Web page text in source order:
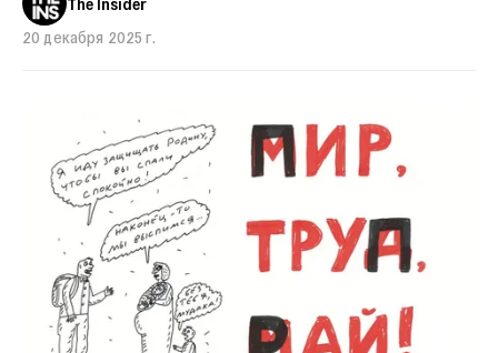
20 декабря 2025 г.